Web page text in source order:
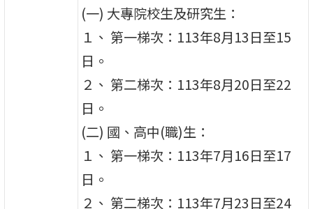
(一) 大專院校生及研究生：
１、 第一梯次：113年8月13日至15
日。
２、 第二梯次：113年8月20日至22
日。
(二) 國、高中(職)生：
１、 第一梯次：113年7月16日至17
日。
２、 第二梯次：113年7月23日至24